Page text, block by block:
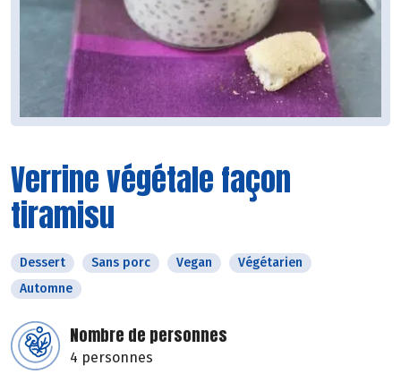
Verrine végétale façon
tiramisu
Dessert Sans porc Vegan
Végétarien
Automne
Nombre de personnes
4 personnes